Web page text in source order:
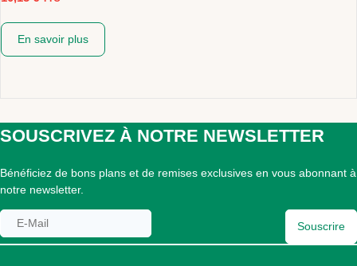
En savoir plus
SOUSCRIVEZ À NOTRE NEWSLETTER
Bénéficiez de bons plans et de remises exclusives en vous abonnant à
notre newsletter.
Souscrire